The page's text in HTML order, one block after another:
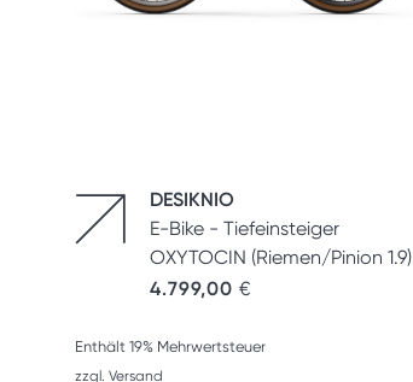
DESIKNIO
E-Bike - Tiefeinsteiger
OXYTOCIN (Riemen/Pinion 1.9)
4.799,00 €
Enthält 19% Mehrwertsteuer
zzgl. Versand